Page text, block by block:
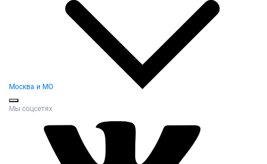
Москва и МО
Мы соцсетях